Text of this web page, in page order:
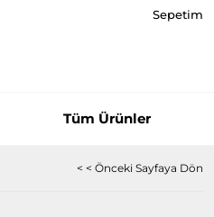
Sepetim
Tüm Ürünler
< < Önceki Sayfaya Dön